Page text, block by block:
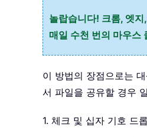
놀랍습니다! 크롬, 엣
매일 수천 번의 마우스
이 방법의 장점으로는
서 파일을 공유할 경우
1. 체크 및 십자 기호 드